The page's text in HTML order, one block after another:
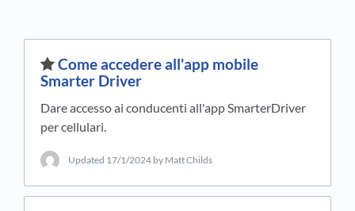
​Come accedere all'app mobile
Smarter Driver
Dare accesso ai conducenti all'app SmarterDriver
per cellulari.
Updated 17/1/2024 by Matt Childs